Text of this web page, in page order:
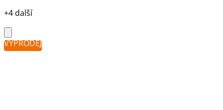
+4 další
VÝPRODEJ